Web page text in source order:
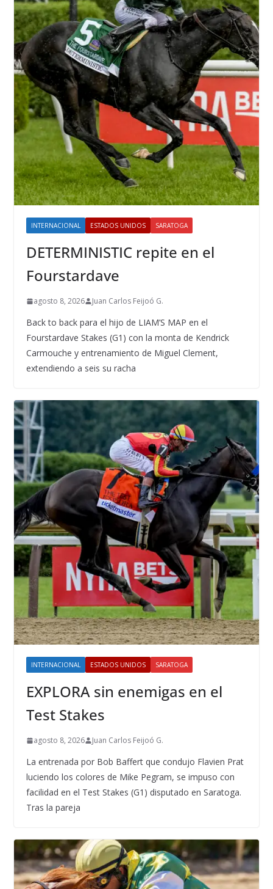
INTERNACIONAL ESTADOS UNIDOS SARATOGA
DETERMINISTIC repite en el
Fourstardave
agosto 8, 2026 Juan Carlos Feijoó G.
Back to back para el hijo de LIAM’S MAP en el
Fourstardave Stakes (G1) con la monta de Kendrick
Carmouche y entrenamiento de Miguel Clement,
extendiendo a seis su racha
INTERNACIONAL ESTADOS UNIDOS SARATOGA
EXPLORA sin enemigas en el
Test Stakes
agosto 8, 2026 Juan Carlos Feijoó G.
La entrenada por Bob Baffert que condujo Flavien Prat
luciendo los colores de Mike Pegram, se impuso con
facilidad en el Test Stakes (G1) disputado en Saratoga.
Tras la pareja